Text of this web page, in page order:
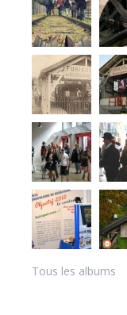
Tous les albums